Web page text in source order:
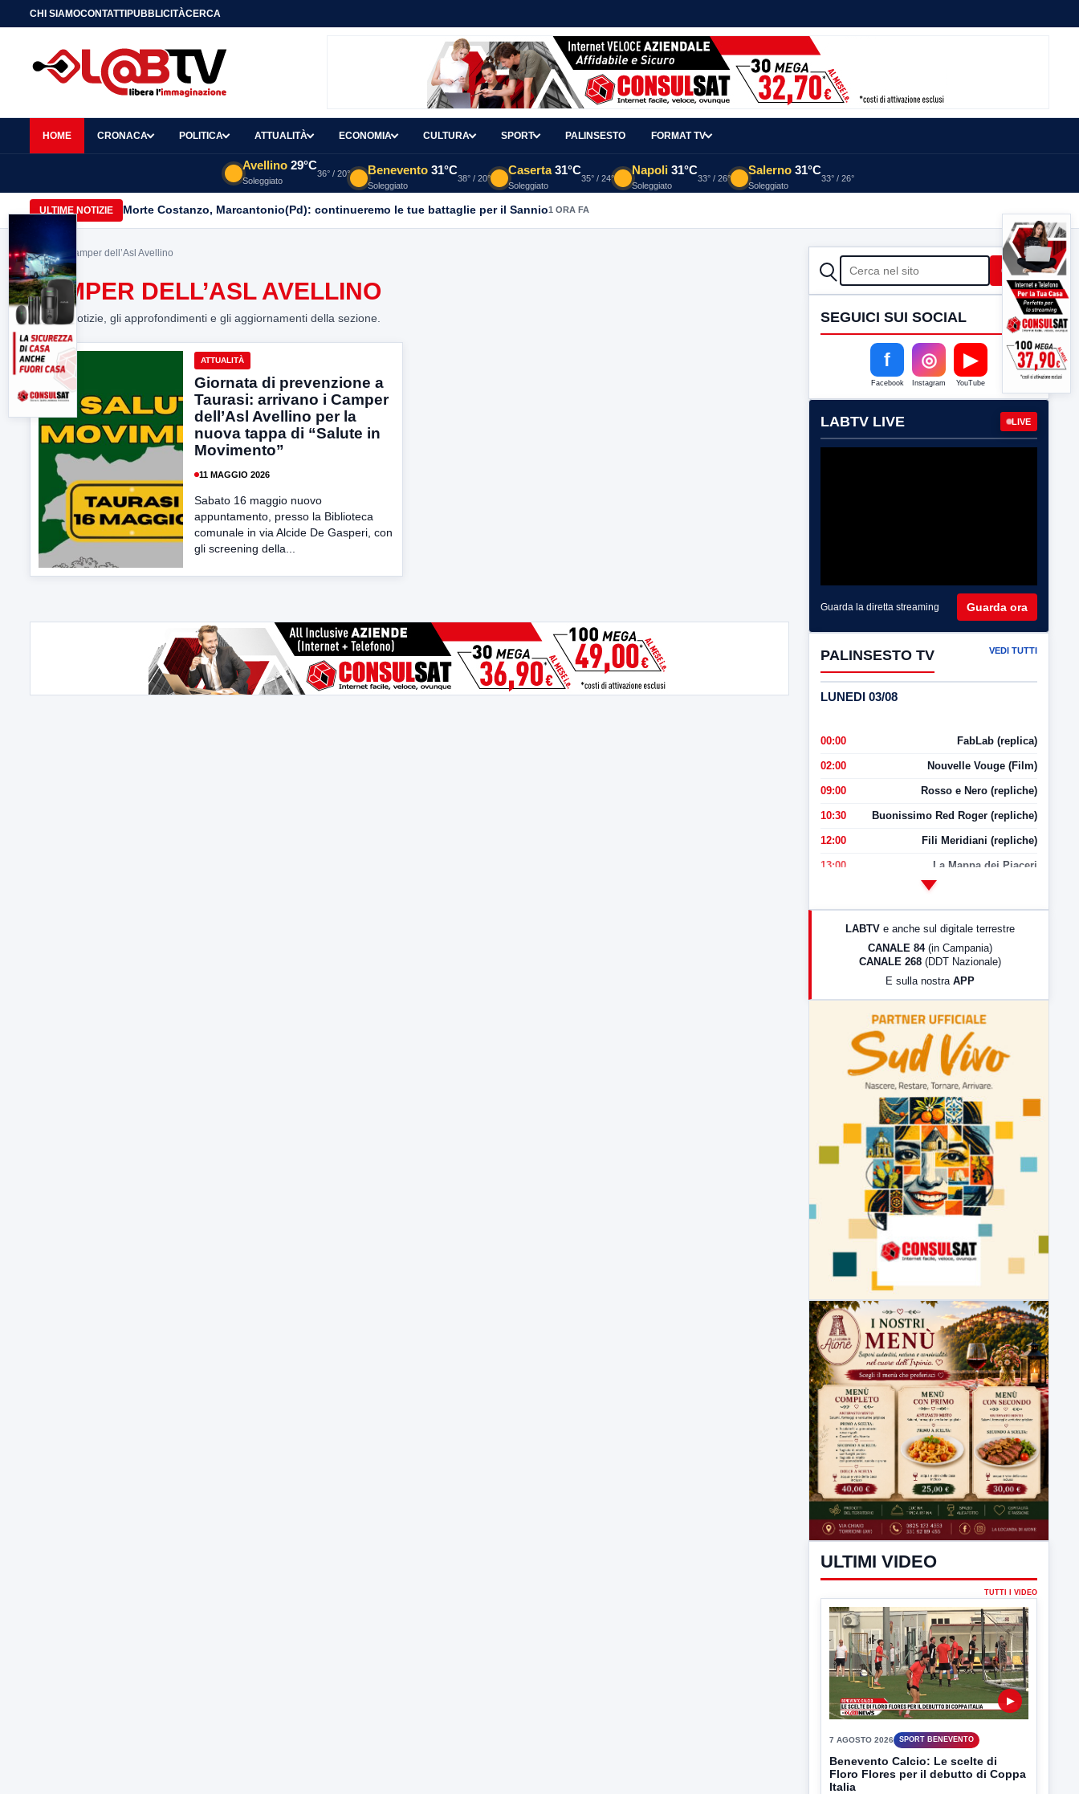
CHI SIAMOCONTATTIPUBBLICITÀCERCA
HOME CRONACA POLITICA ATTUALITÀ ECONOMIA CULTURA SPORT PALINSESTO FORMAT TV
Avellino 29°C
Soleggiato
36° / 20° Benevento 31°C
Soleggiato
38° / 20°
Caserta 31°C
Soleggiato
35° / 24°
Napoli 31°C
Soleggiato
33° / 26°
Salerno 31°C
Soleggiato
33° / 26°
ULTIME NOTIZIE Morte Costanzo, Marcantonio(Pd): continueremo le tue battaglie per il Sannio1 ORA FA
Home> Camper dell’Asl Avellino
CAMPER DELL’ASL AVELLINO
Tutte le notizie, gli approfondimenti e gli aggiornamenti della sezione.
ATTUALITÀ
Giornata di prevenzione a
Taurasi: arrivano i Camper
dell’Asl Avellino per la
nuova tappa di “Salute in
Movimento”
11 MAGGIO 2026
Sabato 16 maggio nuovo
appuntamento, presso la Biblioteca
comunale in via Alcide De Gasperi, con
gli screening della...
CERCA Cerca
SEGUICI SUI SOCIAL
f
Facebook
◎
Instagram
▶
YouTube
LABTV LIVE LIVE
Guarda la diretta streaming Guarda ora
PALINSESTO TV VEDI TUTTI
LUNEDI 03/08
00:00 FabLab (replica)
02:00 Nouvelle Vouge (Film)
09:00 Rosso e Nero (repliche)
10:30 Buonissimo Red Roger (repliche)
12:00 Fili Meridiani (repliche)
13:00 La Mappa dei Piaceri
LabNews (Diretta)
LabNews (replica)
LABTV e anche sul digitale terrestre
CANALE 84 (in Campania)
CANALE 268 (DDT Nazionale)
E sulla nostra APP
ULTIMI VIDEO
TUTTI I VIDEO
▶
7 AGOSTO 2026 SPORT BENEVENTO
Benevento Calcio: Le scelte di
Floro Flores per il debutto di Coppa
Italia